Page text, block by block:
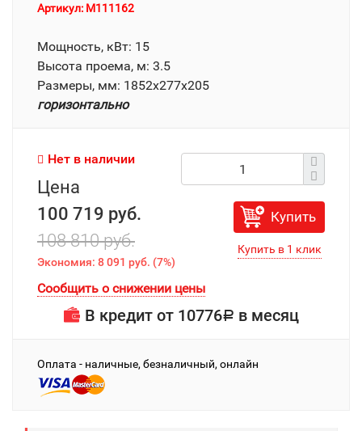
Артикул: M111162
Мощность, кВт: 15
Высота проема, м: 3.5
Размеры, мм: 1852x277x205
горизонтально
Нет в наличии
Цена
100 719 руб.
108 810 руб.
Экономия: 8 091 руб. (7%)
Купить
Сообщить о снижении цены
В кредит от 10776Р в месяц
Оплата - наличные, безналичный, онлайн